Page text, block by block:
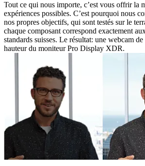
Tout ce qui nous importe, c’est vous offrir la
expériences possibles. C’est pourquoi nous
nos propres objectifs, qui sont testés sur le
chaque composant correspond exactement
standards suisses. Le résultat: une webcam
hauteur du moniteur Pro Display XDR.